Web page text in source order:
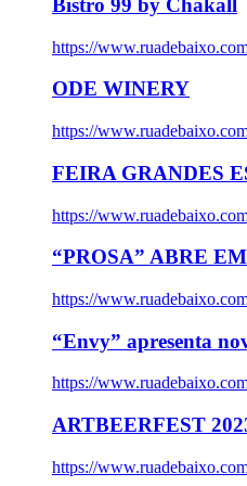
Bistro 99 by Chakall
https://
ODE WINERY
https://
FEIRA GRANDES
https://
“PROSA” ABRE
https://
“Envy” apresenta
https://
ARTBEERFEST
https://